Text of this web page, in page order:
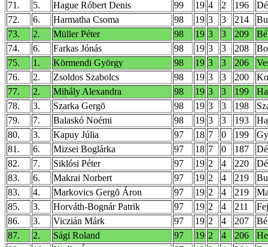
71.
5. Hague Róbert Denis 99 19 4 2 196
72.
6. Harmatha Csoma 98 19 3 3 214
73.
2. Müller Péter 98 19 3 3 209
74.
6. Farkas Jónás 98 19 3 3 208
75.
1. Körmendi György 98 19 3 3 206
76.
2. Zsoldos Szabolcs 98 19 3 3 200
77.
2. Mihály Alexandra 98 19 3 3 199
78.
3. Szarka Gergõ 98 19 3 3 198
79.
7. Balaskó Noémi 98 19 3 3 193
80.
3. Kapuy Júlia 97 18 7 0 199
81.
6. Mizsei Boglárka 97 18 7 0 187
82.
7. Siklósi Péter 97 19 2 4 220
83.
6. Makrai Norbert 97 19 2 4 219
83.
4. Markovics Gergõ Áron 97 19 2 4 219
85.
3. Horváth-Bognár Patrik 97 19 2 4 211
86.
3. Viczián Márk 97 19 2 4 207
87.
2. Sági Roland 97 19 2 4 206